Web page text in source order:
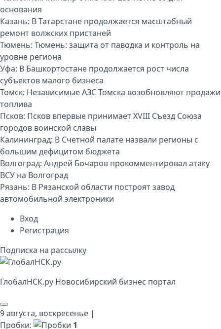
основания
Казань: В Татарстане продолжается масштабный
ремонт волжских пристаней
Тюмень: Тюмень: защита от паводка и контроль на
уровне региона
Уфа: В Башкортостане продолжается рост числа
субъектов малого бизнеса
Томск: Независимые АЗС Томска возобновляют продажи
топлива
Псков: Псков впервые принимает XVIII Съезд Союза
городов воинской славы
Калининград: В Счетной палате назвали регионы с
большим дефицитом бюджета
Волгоград: Андрей Бочаров прокомментировал атаку
ВСУ на Волгоград
Рязань: В Рязанской области построят завод
автомобильной электроники
Вход
Регистрация
Подписка на рассылку
ГлобалНСК.py Новосибирский бизнес портал
9 августа, воскресенье |
Пробки:
1